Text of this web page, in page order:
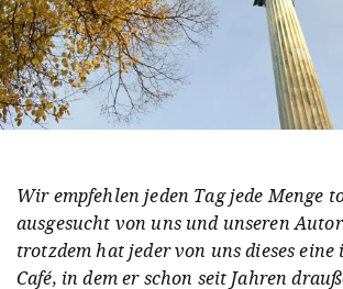
Wir empfehlen jeden Tag jede Menge
ausgesucht von uns und unseren
trotzdem hat jeder von uns dieses eine
Café, in dem er schon seit Jahren